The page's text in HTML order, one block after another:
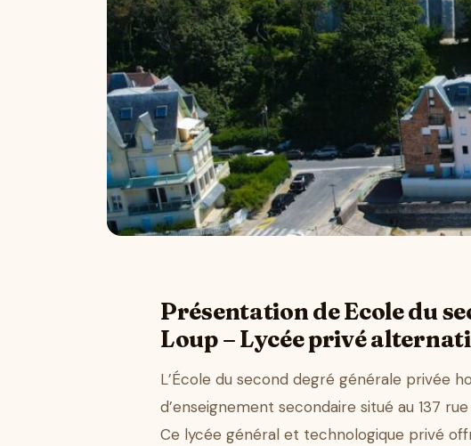
Présentation de Ecole du
Loup – Lycée privé
L’École du second degré générale privée
d’enseignement secondaire situé au 137
Ce lycée général et technologique privé